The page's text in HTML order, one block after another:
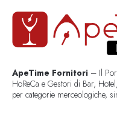
ApeTime Fornitori – Il
HoReCa e Gestori di Bar,
per categorie merceologiche,